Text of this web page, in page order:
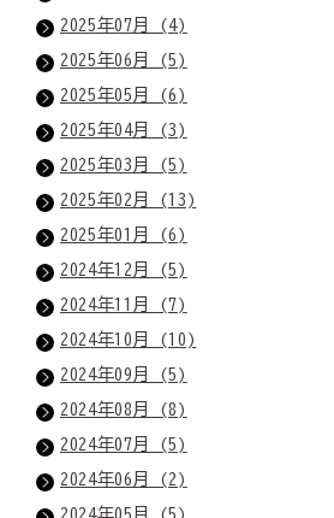
2025年07月 (4)
2025年06月 (5)
2025年05月 (6)
2025年04月 (3)
2025年03月 (5)
2025年02月 (13)
2025年01月 (6)
2024年12月 (5)
2024年11月 (7)
2024年10月 (10)
2024年09月 (5)
2024年08月 (8)
2024年07月 (5)
2024年06月 (2)
2024年05月 (5)